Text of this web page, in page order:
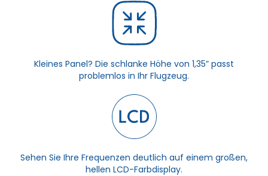
Kleines Panel? Die schlanke Höhe von 1,35” passt
problemlos in Ihr Flugzeug.
Sehen Sie Ihre Frequenzen deutlich auf einem großen,
hellen LCD-Farbdisplay.